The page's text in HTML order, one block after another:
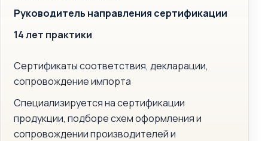
Руководитель направления сертификации
14 лет практики
Сертификаты соответствия, декларации,
сопровождение импорта
Специализируется на сертификации
продукции, подборе схем оформления и
сопровождении производителей и